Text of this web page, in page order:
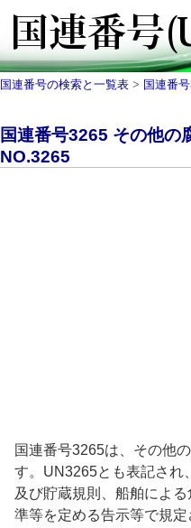
国連番号の検索と一覧表 > 国連番
国連番号3265 その他の
NO.3265
国連番号3265は、その他
す。UN3265とも表記され
及び貯蔵規則、船舶によ
準等を定める告示等で規